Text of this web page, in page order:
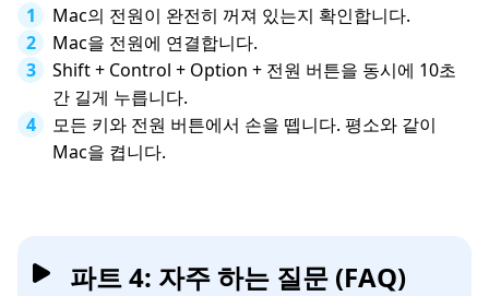
Mac의 전원이 완전히 꺼져 있는지 확인합니다.
Mac을 전원에 연결합니다.
Shift + Control + Option + 전원 버튼을 동시에 10초
간 길게 누릅니다.
모든 키와 전원 버튼에서 손을 뗍니다. 평소와 같이
Mac을 켭니다.
파트 4: 자주 하는 질문 (FAQ)